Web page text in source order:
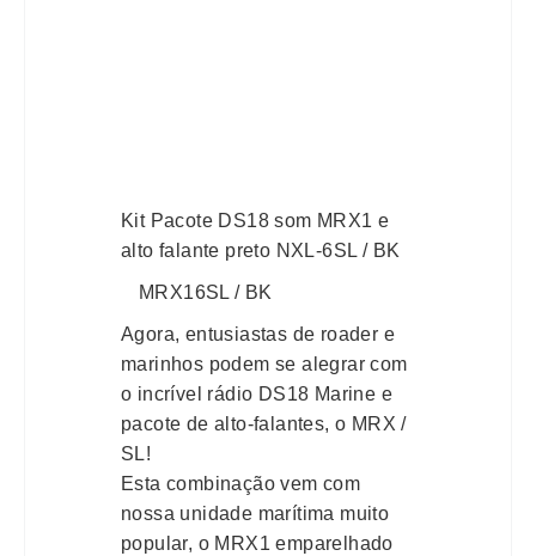
Kit Pacote DS18 som MRX1 e
alto falante preto NXL-6SL / BK
MRX16SL / BK
Agora, entusiastas de roader e
marinhos podem se alegrar com
o incrível rádio DS18 Marine e
pacote de alto-falantes, o MRX /
SL!
Esta combinação vem com
nossa unidade marítima muito
popular, o MRX1 emparelhado